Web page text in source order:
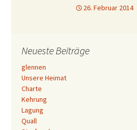
26. Februar 2014
Neueste Beiträge
glennen
Unsere Heimat
Charte
Kehrung
Lagung
Quall